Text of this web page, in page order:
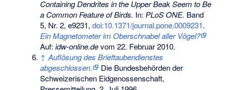
Containing Dendrites in the Upper Beak Seem to Be
a Common Feature of Birds. In: PLoS ONE. Band
5, Nr. 2, e9231,doi:10.1371/journal.pone.0009231.
Ein Magnetometer im Oberschnabel aller Vögel?
Auf:idw-online.devom 22. Februar 2010.
↑ Auflösung des Brieftaubendienstes
abgeschlossen.
Die Bundesbehörden der
Schweizerischen Eidgenossenschaft,